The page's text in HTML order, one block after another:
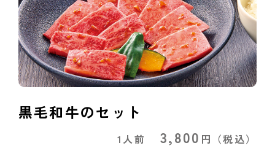
黒毛和牛のセット
1人前 3,800 円 （税込）